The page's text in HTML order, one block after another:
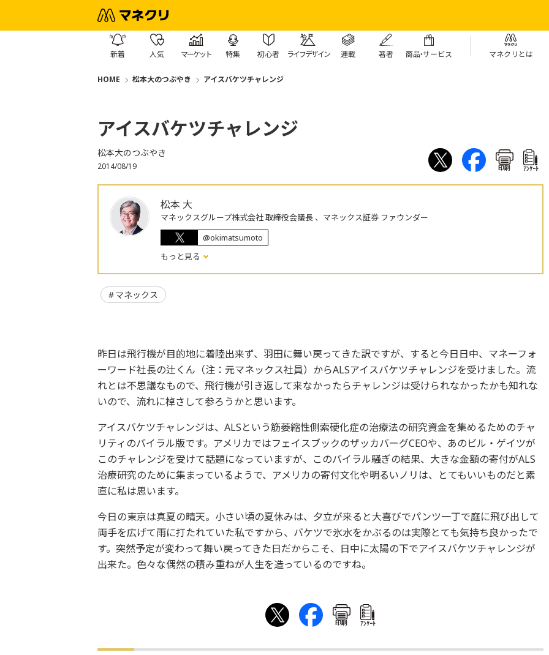
新着 人気 マーケット 特集 初心者 ライフデザイン 連載 著者 商品・サービス マネクリとは
HOME 松本大のつぶやき アイスバケツチャレンジ
アイスバケツチャレンジ
松本大のつぶやき
2014/08/19 印刷 ｱﾝｹｰﾄ
松本 大
マネックスグループ株式会社 取締役会議長 、マネックス証券 ファウンダー
@okimatsumoto
もっと見る
マネックス
昨日は飛行機が目的地に着陸出来ず、羽田に舞い戻ってきた訳ですが、すると今日日中、マネーフォ
ーワード社長の辻くん（注：元マネックス社員）からALSアイスバケツチャレンジを受けました。流
れとは不思議なもので、飛行機が引き返して来なかったらチャレンジは受けられなかったかも知れな
いので、流れに棹さして参ろうかと思います。
アイスバケツチャレンジは、ALSという筋萎縮性側索硬化症の治療法の研究資金を集めるためのチャ
リティのバイラル版です。アメリカではフェイスブックのザッカバーグCEOや、あのビル・ゲイツが
このチャレンジを受けて話題になっていますが、このバイラル騒ぎの結果、大きな金額の寄付がALS
治療研究のために集まっているようで、アメリカの寄付文化や明るいノリは、とてもいいものだと素
直に私は思います。
今日の東京は真夏の晴天。小さい頃の夏休みは、夕立が来ると大喜びでパンツ一丁で庭に飛び出して
両手を広げて雨に打たれていた私ですから、バケツで氷水をかぶるのは実際とても気持ち良かったで
す。突然予定が変わって舞い戻ってきた日だからこそ、日中に太陽の下でアイスバケツチャレンジが
出来た。色々な偶然の積み重ねが人生を造っているのですね。
印刷 ｱﾝｹｰﾄ